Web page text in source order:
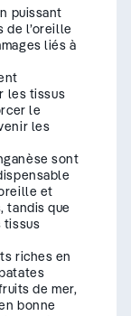
puissant
de l’oreille
liés à
les tissus
le
les
sont
et
tandis que
tissus
riches en
de mer,
bonne